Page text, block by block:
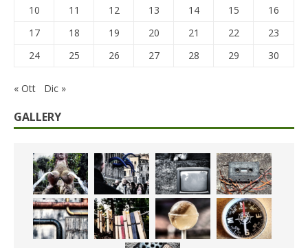
10
11 12 13 14 15
16
17
18 19 20 21 22
23
24
25 26 27 28 29 30
« Ott Dic »
GALLERY